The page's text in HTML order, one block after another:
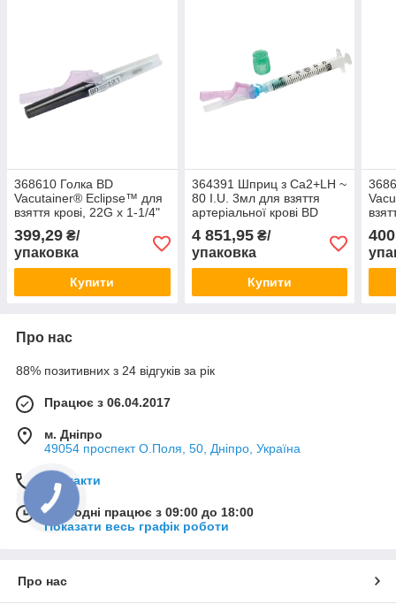
368610 Голка BD
Vacutainer® Eclipse™ для
взяття крові, 22G х 1-1/4"
399,29 ₴/
упаковка
Купити
364391 Шприц з Ca2+LH ~
80 I.U. 3мл для взяття
артеріальної крові BD
голкою 0,64x25мм (23G1")
(100 шт)
4 851,95₴/
упаковка
Купити
Про нас
88% позитивних з 24 відгуків за рік
Працює з 06.04.2017
м. Дніпро
49054 проспект О.Поля, 50, Дніпро, Україна
Контакти
Сьогодні працює з 09:00 до 18:00
Показати весь графік роботи
Про нас